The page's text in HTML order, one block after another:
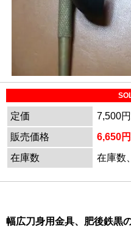
定価
7,500
販売価格
6,650
在庫数
在庫数
幅広刀身用金具、肥後鉄黒